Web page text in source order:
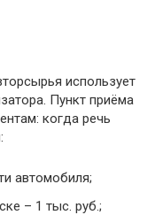
использует
Пункт приёма
когда речь
автомобиля;
– 1 тыс. руб.;